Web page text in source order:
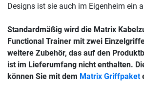
Designs ist sie auch im Eigenheim ein
Standardmäßig wird die Matrix
Functional Trainer mit zwei
weitere Zubehör, das auf den
ist im Lieferumfang nicht enthalten.
können Sie mit dem Matrix Griffpaket